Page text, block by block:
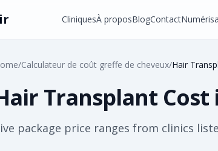
CliniquesÀ proposBlogContact
/Calculateur de coût greffe de cheveux/Hair
Transplant
package price ranges from clinics